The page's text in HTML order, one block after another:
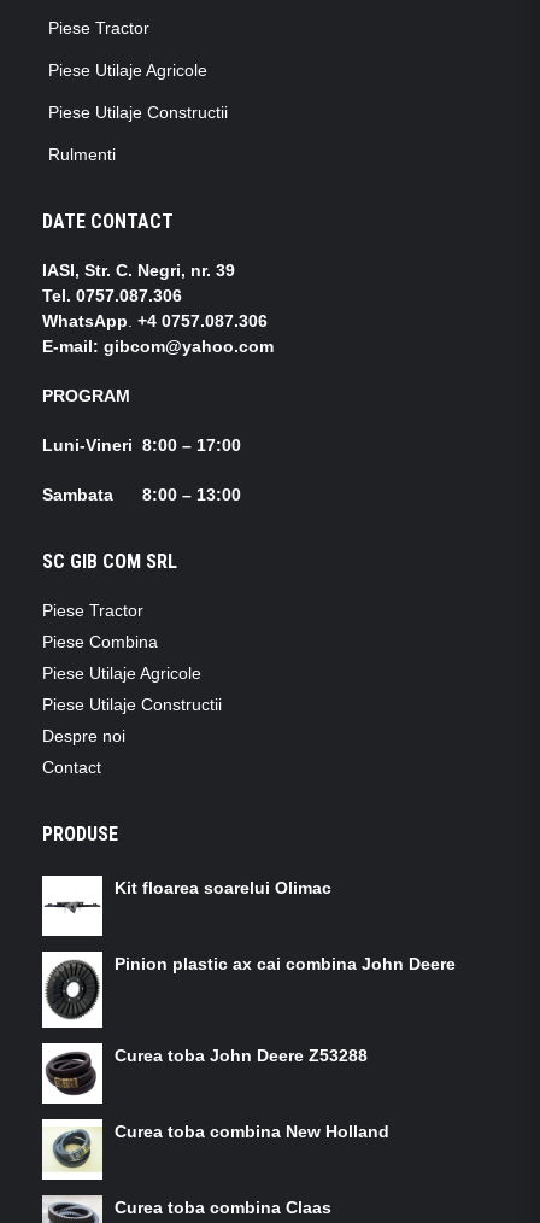
Piese Tractor
Piese Utilaje Agricole
Piese Utilaje Constructii
Rulmenti
DATE CONTACT
IASI, Str. C. Negri, nr. 39
Tel. 0757.087.306
WhatsApp +4 0757.087.306
E-mail: gibcom@yahoo.com
PROGRAM
Luni-Vineri 8:00 – 17:00
Sambata 8:00 – 13:00
SC GIB COM SRL
Piese Tractor
Piese Combina
Piese Utilaje Agricole
Piese Utilaje Constructii
Despre noi
Contact
PRODUSE
Kit floarea soarelui Olimac
Pinion plastic ax cai combina John Deere
Curea toba John Deere Z53288
Curea toba combina New Holland
Curea toba combina Claas